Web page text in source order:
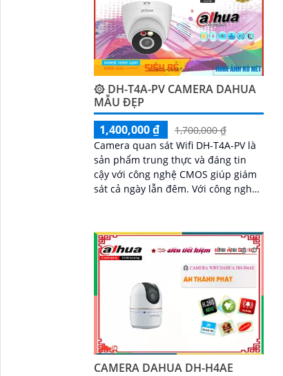
۞ DH-T4A-PV CAMERA DAHUA
MẪU ĐẸP
1,400,000 ₫
1,700,000 ₫
Camera quan sát Wifi DH-T4A-PV là
sản phẩm trung thực và đáng tin
cậy với công nghệ CMOS giúp giám
sát cả ngày lẫn đêm. Với công nghệ
CAMERA DAHUA DH-H4AE